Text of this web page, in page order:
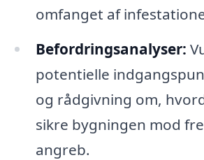
omfanget af
Befordringsanalyser:
potentielle
og rådgivning om,
sikre bygningen mod
angreb.